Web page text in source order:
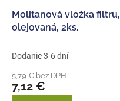
Molitanová vložka filtru,
olejovaná, 2ks.
Dodanie 3-6 dní
5,79 € bez DPH
7,12 €